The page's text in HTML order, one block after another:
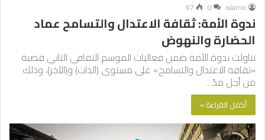
islamic
0
97
ندوة الأمة: ثقافة الاعتدال والتسامح عماد
الحضارة والنهوض
تناولت ندوة الأمة ضمن فعاليات الموسم الثقافي الثاني قضية
«ثقافة الاعتدال والتسامح» على مستوى (الذات) و(الآخر)، وذلك
من أجل مدّ…
أكمل القراءة »